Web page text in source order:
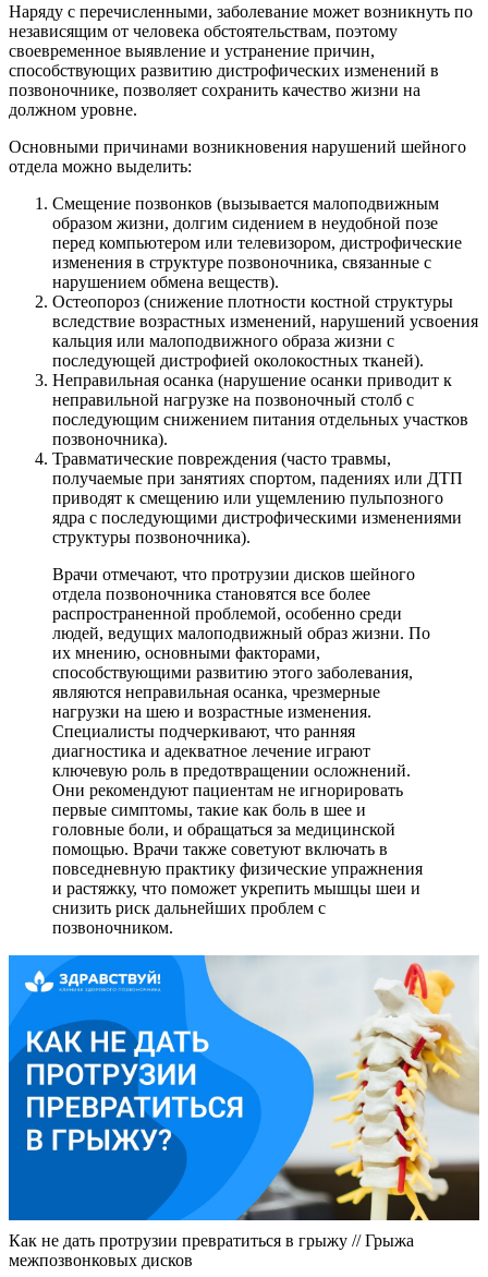
Наряду с перечисленными, заболевание может возникнуть по
независящим от человека обстоятельствам, поэтому
своевременное выявление и устранение причин,
способствующих развитию дистрофических изменений в
позвоночнике, позволяет сохранить качество жизни на
должном уровне.
Основными причинами возникновения нарушений шейного
отдела можно выделить:
Смещение позвонков (вызывается малоподвижным
образом жизни, долгим сидением в неудобной позе
перед компьютером или телевизором, дистрофические
изменения в структуре позвоночника, связанные с
нарушением обмена веществ).
Остеопороз (снижение плотности костной структуры
вследствие возрастных изменений, нарушений усвоения
кальция или малоподвижного образа жизни с
последующей дистрофией околокостных тканей).
Неправильная осанка (нарушение осанки приводит к
неправильной нагрузке на позвоночный столб с
последующим снижением питания отдельных участков
позвоночника).
Травматические повреждения (часто травмы,
получаемые при занятиях спортом, падениях или ДТП
приводят к смещению или ущемлению пульпозного
ядра с последующими дистрофическими изменениями
структуры позвоночника).
Врачи отмечают, что протрузии дисков шейного
отдела позвоночника становятся все более
распространенной проблемой, особенно среди
людей, ведущих малоподвижный образ жизни. По
их мнению, основными факторами,
способствующими развитию этого заболевания,
являются неправильная осанка, чрезмерные
нагрузки на шею и возрастные изменения.
Специалисты подчеркивают, что ранняя
диагностика и адекватное лечение играют
ключевую роль в предотвращении осложнений.
Они рекомендуют пациентам не игнорировать
первые симптомы, такие как боль в шее и
головные боли, и обращаться за медицинской
помощью. Врачи также советуют включать в
повседневную практику физические упражнения
и растяжку, что поможет укрепить мышцы шеи и
снизить риск дальнейших проблем с
позвоночником.
Как не дать протрузии превратиться в грыжу // Грыжа
межпозвонковых дисков